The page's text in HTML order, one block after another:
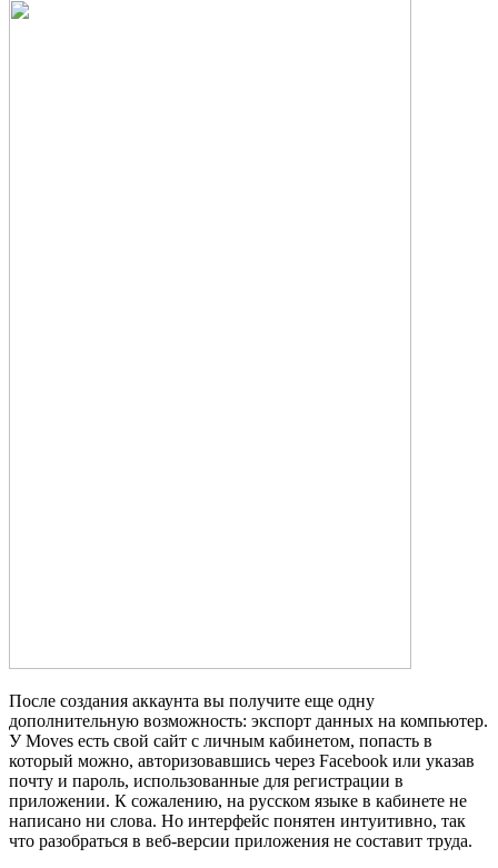
После создания аккаунта вы получите еще одну
дополнительную возможность: экспорт данных на компьютер.
У Moves есть свой сайт с личным кабинетом, попасть в
который можно, авторизовавшись через Facebook или указав
почту и пароль, использованные для регистрации в
приложении. К сожалению, на русском языке в кабинете не
написано ни слова. Но интерфейс понятен интуитивно, так
что разобраться в веб-версии приложения не составит труда.